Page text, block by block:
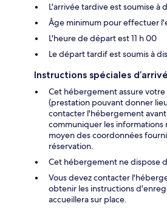
L'arrivée tardive est soumise à
Âge minimum pour effectuer
L'heure de départ est 11 h 00
Le départ tardif est soumis à
Instructions spéciales
Cet hébergement assure
(prestation pouvant donner
contacter l'hébergement
communiquer les informations
moyen des coordonnées
réservation.
Cet hébergement ne dispose
Vous devez contacter
obtenir les instructions
accueillera sur place.